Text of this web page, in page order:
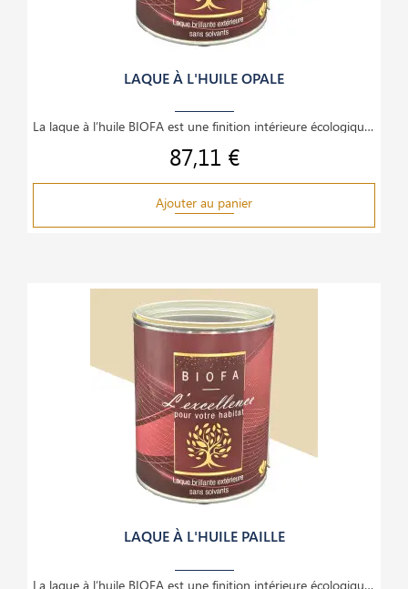
LAQUE À L'HUILE OPALE
La laque à l’huile BIOFA est une finition intérieure écologique et haut de gamme, idéale pour le
Prix
87,11 €
Ajouter au panier
LAQUE À L'HUILE PAILLE
La laque à l’huile BIOFA est une finition intérieure écologique et haut de gamme, idéale pour le